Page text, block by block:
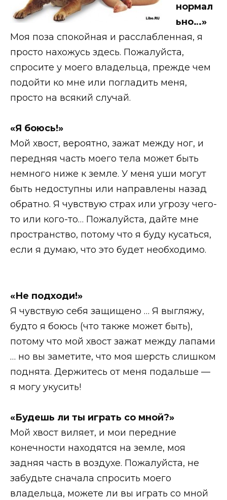
нормал
ьно…»
Моя поза спокойная и расслабленная, я
просто нахожусь здесь. Пожалуйста,
спросите у моего владельца, прежде чем
подойти ко мне или погладить меня,
просто на всякий случай.
«Я боюсь!»
Мой хвост, вероятно, зажат между ног, и
передняя часть моего тела может быть
немного ниже к земле. У меня уши могут
быть недоступны или направлены назад
обратно. Я чувствую страх или угрозу чего-
то или кого-то… Пожалуйста, дайте мне
пространство, потому что я буду кусаться,
если я думаю, что это будет необходимо.
«Не подходи!»
Я чувствую себя защищено … Я выгляжу,
будто я боюсь (что также может быть),
потому что мой хвост зажат между лапами
… но вы заметите, что моя шерсть слишком
поднята. Держитесь от меня подальше —
я могу укусить!
«Будешь ли ты играть со мной?»
Мой хвост виляет, и мои передние
конечности находятся на земле, моя
задняя часть в воздухе. Пожалуйста, не
забудьте сначала спросить моего
владельца, можете ли вы играть со мной